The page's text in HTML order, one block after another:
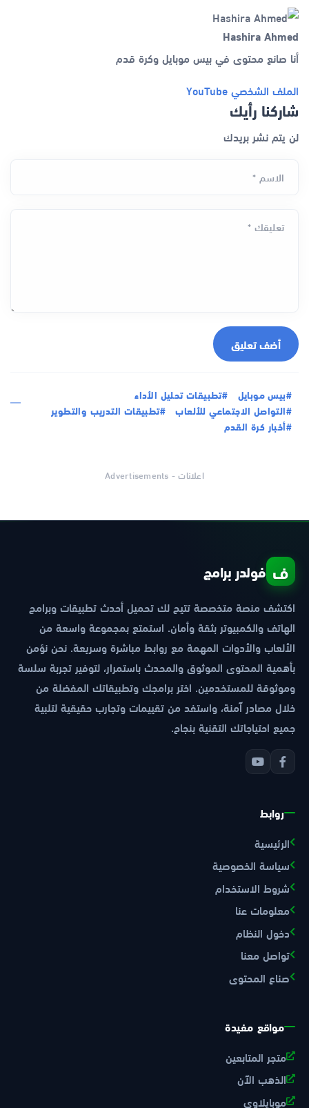
Hashira Ahmed
أنا صانع محتوى في بيس موبايل وكرة قدم
الملف الشخصي YouTube
شاركنا رأيك
لن يتم نشر بريدك
الاسم *
تعليقك *
أضف تعليق
#بيس موبايل
#تطبيقات تحليل الأداء
#التواصل الاجتماعي للألعاب
#تطبيقات التدريب والتطوير
#أخبار كرة القدم
اعلانات - Advertisements
ف فولدر برامج
اكتشف منصة متخصصة تتيح لك تحميل أحدث تطبيقات وبرامج
الهاتف والكمبيوتر بثقة وأمان. استمتع بمجموعة واسعة من
الألعاب والأدوات المهمة مع روابط مباشرة وسريعة. نحن نؤمن
بأهمية المحتوى الموثوق والمحدث باستمرار، لتوفير تجربة سلسة
وموثوقة للمستخدمين. اختر برامجك وتطبيقاتك المفضلة من
خلال مصادر آمنة، واستفد من تقييمات وتجارب حقيقية لتلبية
جميع احتياجاتك التقنية بنجاح.
روابط
الرئيسية
سياسة الخصوصية
شروط الاستخدام
معلومات عنا
دخول النظام
تواصل معنا
صناع المحتوى
مواقع مفيدة
متجر المتابعين
الذهب الآن
موبايلاوي